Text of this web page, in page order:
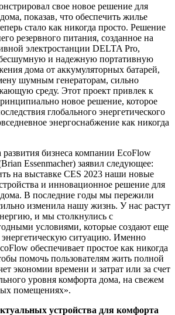
свое новое решение для
показав, что обеспечить жилье
стало как никогда просто. Решение
резервного питания, созданное на
электростанции DELTA Pro,
бесшумную и надежную портативную
дома от аккумуляторных батарей,
шумным генераторам, сильно
среду. Этот проект привлек к
новое решение, которое
глобального энергетического
энергоснабжение как никогда
развития бизнеса компании EcoFlow
Essenmacher) заявил следующее:
на выставке CES 2023 наши новые
и инновационное решение для
дома. В последние годы мы пережили
изменила нашу жизнь. У нас растут
и мы столкнулись с
условиями, которые создают еще
энергетическую ситуацию. Именно
обеспечивает простое как никогда
помочь пользователям жить полной
экономии времени и затрат или за счет
уровня комфорта дома, на свежем
помещениях».
устройства для комфорта